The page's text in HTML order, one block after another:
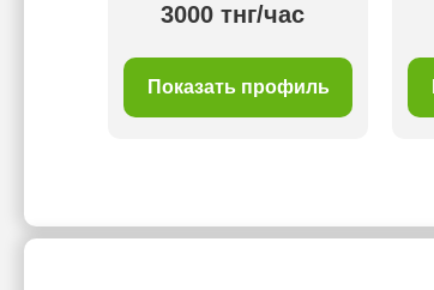
3000 тнг/час
Показать профиль